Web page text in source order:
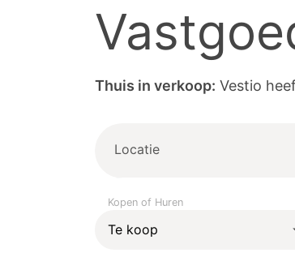
Thuis in verkoop: Vestio
Locatie
Kopen of Huren